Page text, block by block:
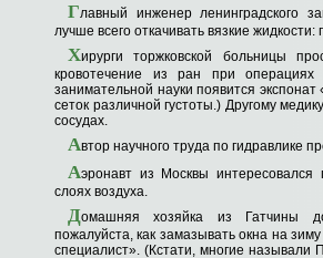
Главный инженер ленинградского
лучше всего откачивать вязкие
Хирурги торжковской больницы
кровотечение из ран при
занимательной науки появится
сеток различной густоты.) Другому
сосудах.
Автор научного труда по гидравлике
Аэронавт из Москвы
слоях воздуха.
Домашняя хозяйка из Гатчины
пожалуйста, как замазывать окна на
специалист». (Кстати, многие